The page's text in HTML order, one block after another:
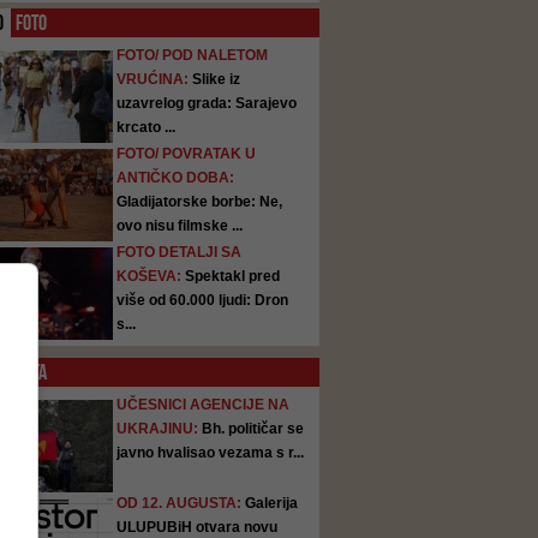
FOTO
FOTO/ POD NALETOM
VRUĆINA: Slike iz
uzavrelog grada: Sarajevo
krcato ...
FOTO/ POVRATAK U
ANTIČKO DOBA:
Gladijatorske borbe: Ne,
ovo nisu filmske ...
FOTO DETALJI SA
KOŠEVA: Spektakl pred
više od 60.000 ljudi: Dron
s...
SATA
UČESNICI AGENCIJE NA
UKRAJINU: Bh. političar se
javno hvalisao vezama s r...
OD 12. AUGUSTA: Galerija
ULUPUBiH otvara novu